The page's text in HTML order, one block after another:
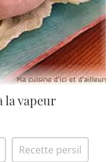
la vapeur
Recette persil